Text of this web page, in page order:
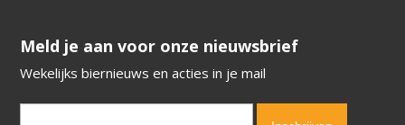
​​​​​​​Meld je aan voor onze nieuwsbrief
Wekelijks biernieuws en acties in je mail